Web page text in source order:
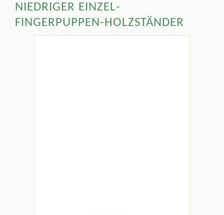
NIEDRIGER EINZEL-
FINGERPUPPEN-HOLZSTÄNDER